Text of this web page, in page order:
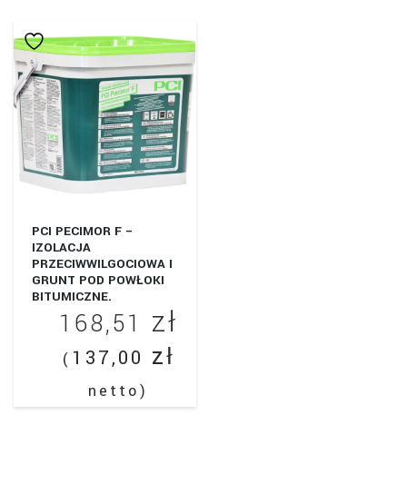
PCI PECIMOR F –
IZOLACJA
PRZECIWWILGOCIOWA I
GRUNT POD POWŁOKI
BITUMICZNE.
OPAKOWANIE 10L.
168,51 zł
( 137,00 zł
netto)